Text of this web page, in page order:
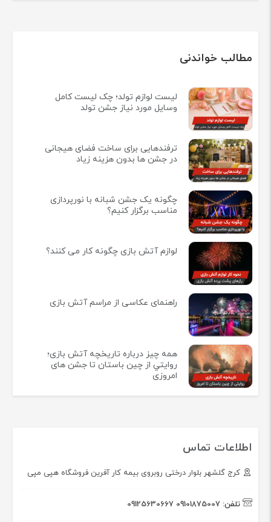
مطالب خواندنی
لیست لوازم تولد؛ چک لیست کامل
وسایل مورد نیاز جشن تولد
ترفندهایی برای ساخت فضای هیجانی
در جشن ها بدون هزینه زیاد
چگونه یک جشن شبانه با نورپردازی
مناسب برگزار کنیم؟
لوازم آتش بازی چگونه کار می کنند؟
راهنمای عکاسی از مراسم آتش بازی
همه چيز درباره تاريخچه آتش بازی؛
روايتي از چين باستان تا جشن های
امروزی
اطلاعات تماس
کرج گلشهر بلوار درختی روبروی بیمه کار آفرین فروشگاه هپی مپی
تلفن: 09101875007
09125630667